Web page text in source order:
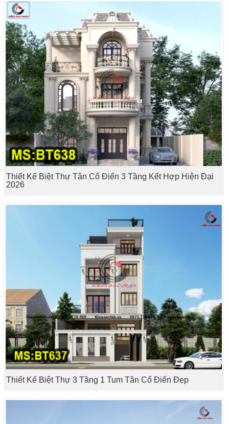
Thiết Kế Biệt Thự Tân Cổ Điển 3 Tầng Kết Hợp Hiện Đại
2026
Thiết Kế Biệt Thự 3 Tầng 1 Tum Tân Cổ Điển Đẹp